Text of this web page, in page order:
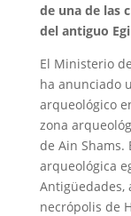
de una de las
del antiguo
El Ministerio
ha anunciado
arqueológico
zona
de Ain Shams.
arqueológica
Antigüedades,
necrópolis de